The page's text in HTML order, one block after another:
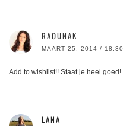
RAOUNAK
MAART 25, 2014 / 18:30
Add to wishlist!! Staat je heel goed!
LANA